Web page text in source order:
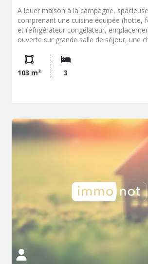
A louer maison à la campagne,
comprenant une cuisine équipée (hotte,
et réfrigérateur congélateur,
ouverte sur grande salle de séjour, une
chambres. Fibre, chauffage central au
vidanger. Grange et cour fermée, grand
terrasse. Loyer : 770 € + 30 € de
ménagères et entretien chaudière.
103 m² 3